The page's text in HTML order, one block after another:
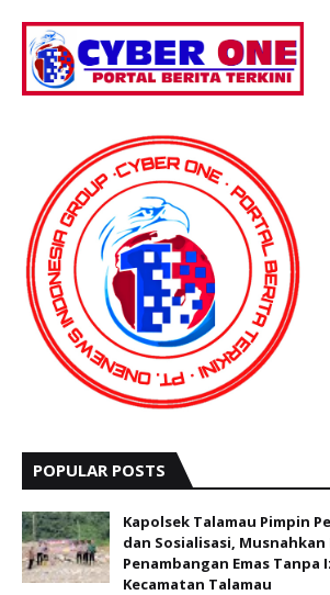
POPULAR POSTS
Kapolsek Talamau Pimpin
dan Sosialisasi, Musnahkan
Penambangan Emas
Kecamatan Talamau